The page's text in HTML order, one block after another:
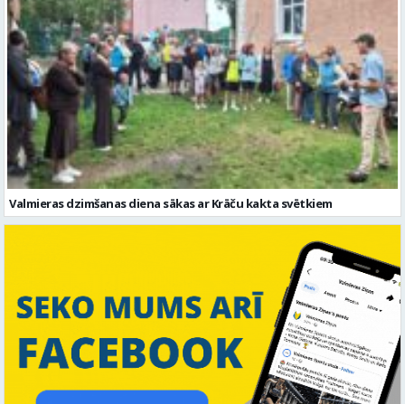
Valmieras dzimšanas diena sākas ar Krāču kakta svētkiem